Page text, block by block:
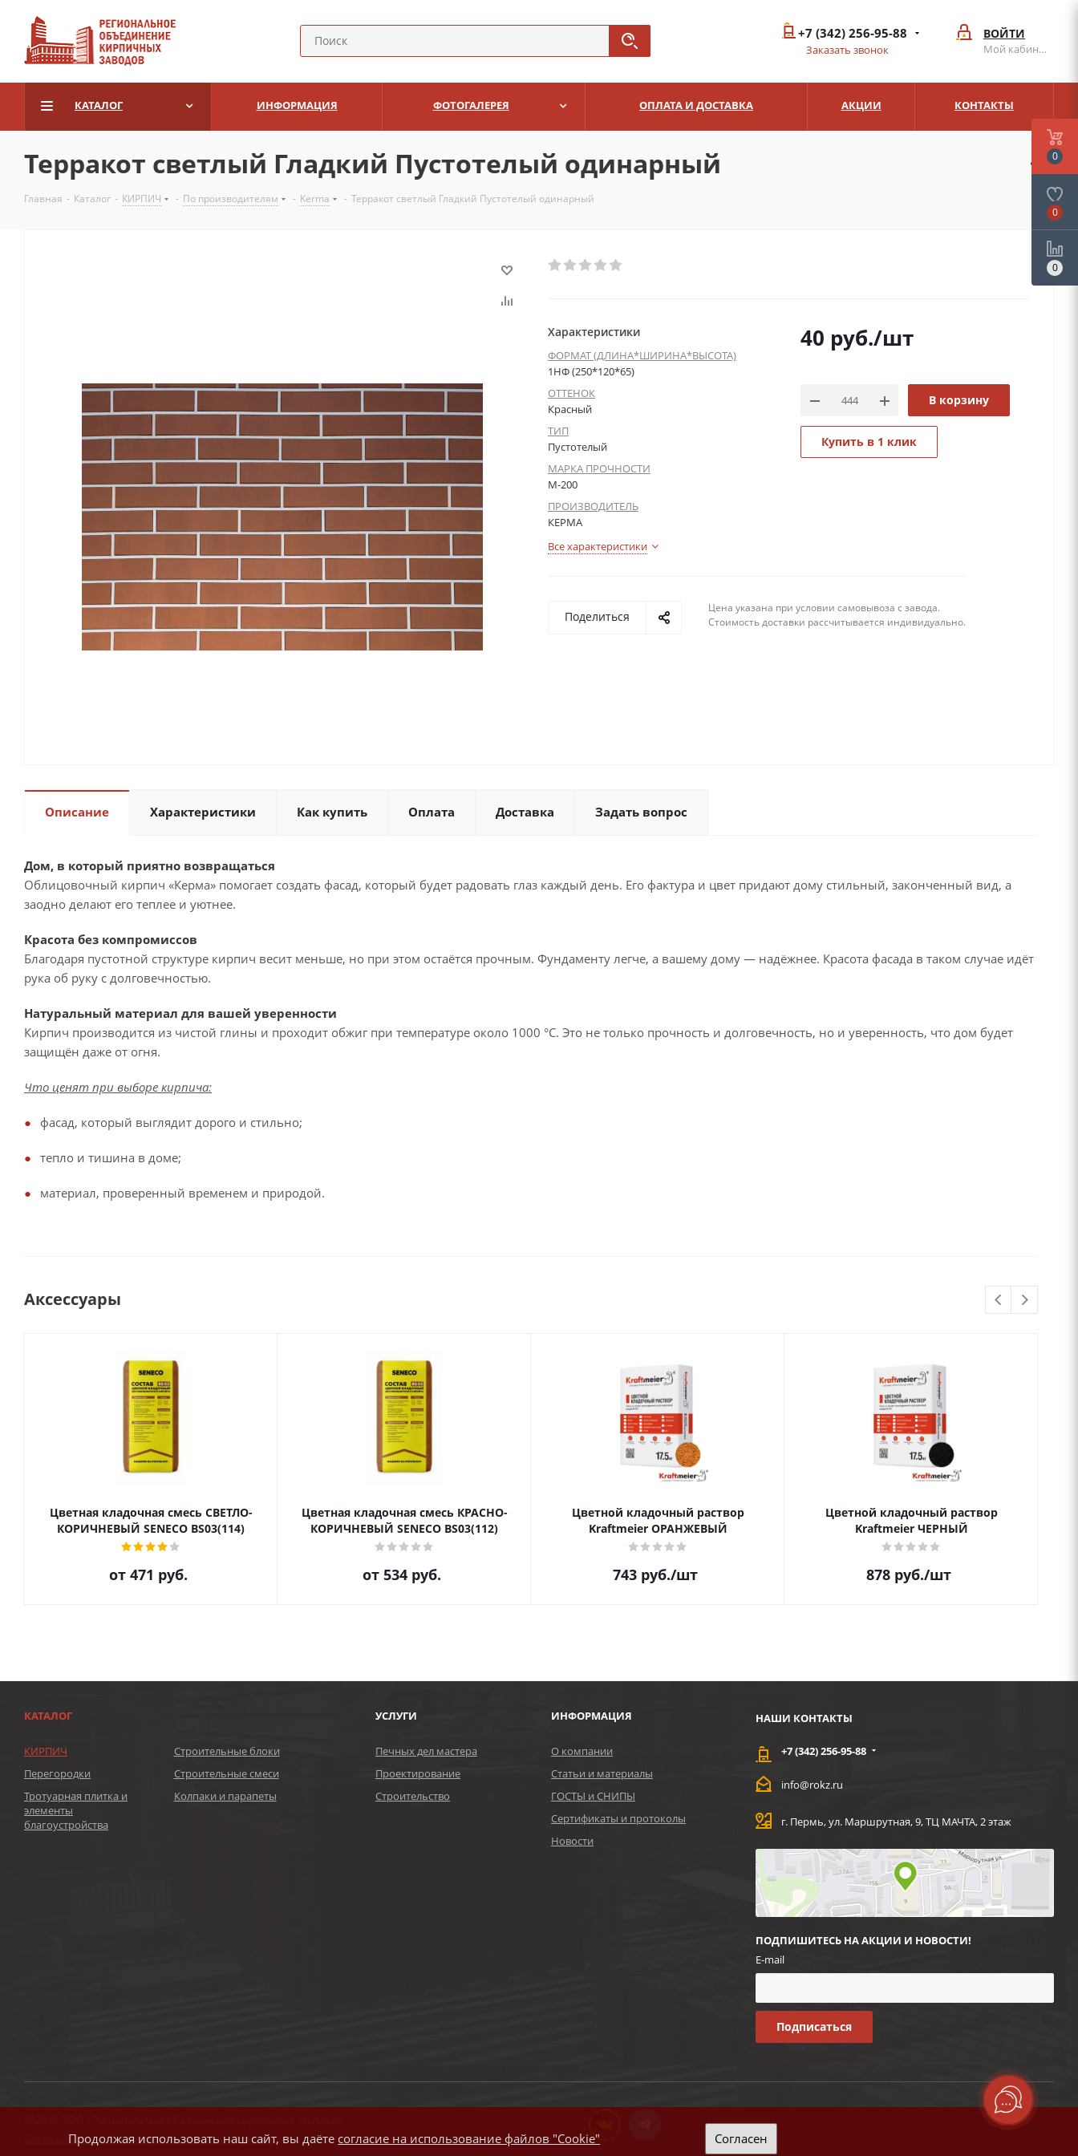
ВОЙТИ
Мой кабинет
+7 (342) 256-95-88
Заказать звонок
КАТАЛОГ ИНФОРМАЦИЯ ФОТОГАЛЕРЕЯ ОПЛАТА И ДОСТАВКА АКЦИИ КОНТАКТЫ
Терракот светлый Гладкий Пустотелый одинарный
Главная - Каталог - КИРПИЧ - По производителям - Kerma - Терракот светлый Гладкий Пустотелый одинарный
Характеристики
ФОРМАТ (ДЛИНА*ШИРИНА*ВЫСОТА)
1НФ (250*120*65)
ОТТЕНОК
Красный
ТИП
Пустотелый
МАРКА ПРОЧНОСТИ
М-200
ПРОИЗВОДИТЕЛЬ
КЕРМА
Все характеристики
40 руб./шт
В корзину
Купить в 1 клик
Поделиться
Цена указана при условии самовывоза с завода.
Стоимость доставки рассчитывается индивидуально.
Описание Характеристики Как купить Оплата Доставка Задать вопрос
Дом, в который приятно возвращаться
Облицовочный кирпич «Керма» помогает создать фасад, который будет радовать глаз каждый день. Его фактура и цвет придают дому стильный, законченный вид, а
заодно делают его теплее и уютнее.
Красота без компромиссов
Благодаря пустотной структуре кирпич весит меньше, но при этом остаётся прочным. Фундаменту легче, а вашему дому — надёжнее. Красота фасада в таком случае идёт
рука об руку с долговечностью.
Натуральный материал для вашей уверенности
Кирпич производится из чистой глины и проходит обжиг при температуре около 1000 °C. Это не только прочность и долговечность, но и уверенность, что дом будет
защищён даже от огня.
Что ценят при выборе кирпича:
фасад, который выглядит дорого и стильно;
тепло и тишина в доме;
материал, проверенный временем и природой.
Аксессуары
Цветная кладочная смесь СВЕТЛО-
КОРИЧНЕВЫЙ SENECO BS03(114)
от 471 руб.
Цветная кладочная смесь КРАСНО-
КОРИЧНЕВЫЙ SENECO BS03(112)
от 534 руб.
Цветной кладочный раствор
Kraftmeier ОРАНЖЕВЫЙ
743руб./шт
Цветной кладочный раствор
Kraftmeier ЧЕРНЫЙ
878руб./шт
КАТАЛОГ
КИРПИЧ
Строительные блоки
Перегородки
Строительные смеси
Тротуарная плитка и
элементы
благоустройства
Колпаки и парапеты
УСЛУГИ
Печных дел мастера
Проектирование
Строительство
ИНФОРМАЦИЯ
О компании
Статьи и материалы
ГОСТЫ и СНИПЫ
Сертификаты и протоколы
Новости
НАШИ КОНТАКТЫ
+7 (342) 256-95-88
info@rokz.ru
г. Пермь, ул. Маршрутная, 9, ТЦ МАЧТА, 2 этаж
ПОДПИШИТЕСЬ НА АКЦИИ И НОВОСТИ!
E-mail
Соглашение на обработку персональных данных
0
0
0
Продолжая использовать наш сайт, вы даёте согласие на использование файлов "Cookie" Согласен